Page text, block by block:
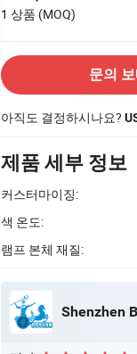
1 상품 (MOQ)
문의
아직도 결정하시나요?
제품 세부 정보
커스터마이징:
색 온도:
램프 본체 재질:
Shenzhen